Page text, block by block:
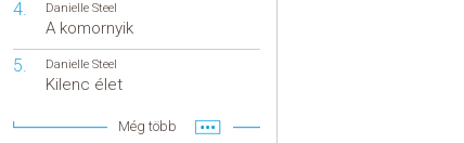
Danielle Steel
A komornyik
Danielle Steel
Kilenc élet
Még több